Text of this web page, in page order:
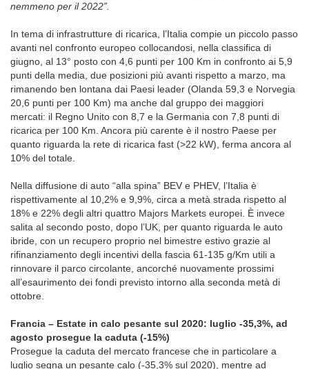
nemmeno per il 2022”.
In tema di infrastrutture di ricarica, l’Italia compie un piccolo passo
avanti nel confronto europeo collocandosi, nella classifica di
giugno, al 13° posto con 4,6 punti per 100 Km in confronto ai 5,9
punti della media, due posizioni più avanti rispetto a marzo, ma
rimanendo ben lontana dai Paesi leader (Olanda 59,3 e Norvegia
20,6 punti per 100 Km) ma anche dal gruppo dei maggiori
mercati: il Regno Unito con 8,7 e la Germania con 7,8 punti di
ricarica per 100 Km. Ancora più carente è il nostro Paese per
quanto riguarda la rete di ricarica fast (>22 kW), ferma ancora al
10% del totale.
Nella diffusione di auto “alla spina” BEV e PHEV, l’Italia è
rispettivamente al 10,2% e 9,9%, circa a metà strada rispetto al
18% e 22% degli altri quattro Majors Markets europei. È invece
salita al secondo posto, dopo l’UK, per quanto riguarda le auto
ibride, con un recupero proprio nel bimestre estivo grazie al
rifinanziamento degli incentivi della fascia 61-135 g/Km utili a
rinnovare il parco circolante, ancorché nuovamente prossimi
all’esaurimento dei fondi previsto intorno alla seconda metà di
ottobre.
Francia – Estate in calo pesante sul 2020: luglio -35,3%, ad
agosto prosegue la caduta (-15%)
Prosegue la caduta del mercato francese che in particolare a
luglio segna un pesante calo (-35,3% sul 2020), mentre ad